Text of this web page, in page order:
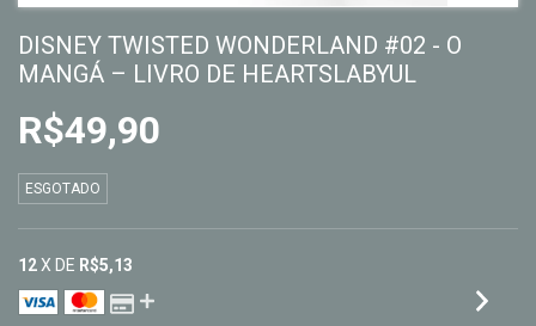
DISNEY TWISTED WONDERLAND #02 - O
MANGÁ – LIVRO DE HEARTSLABYUL
R$49,90
ESGOTADO
12X DE R$5,13